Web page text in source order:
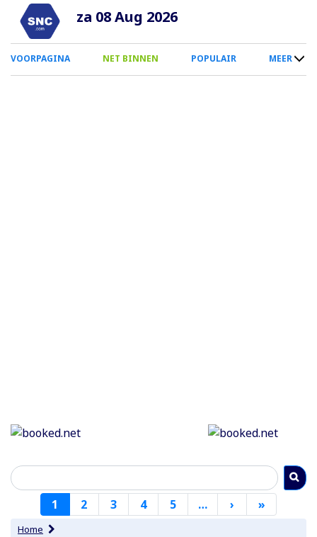
Overslaan
naar
inhoud
za 08 Aug 2026
0
Smartphone
VOORPAGINA NET BINNEN POPULAIR MEER
Paginering
1 2 3 4 5 … › Volgende
pagina
»
pagina
Home